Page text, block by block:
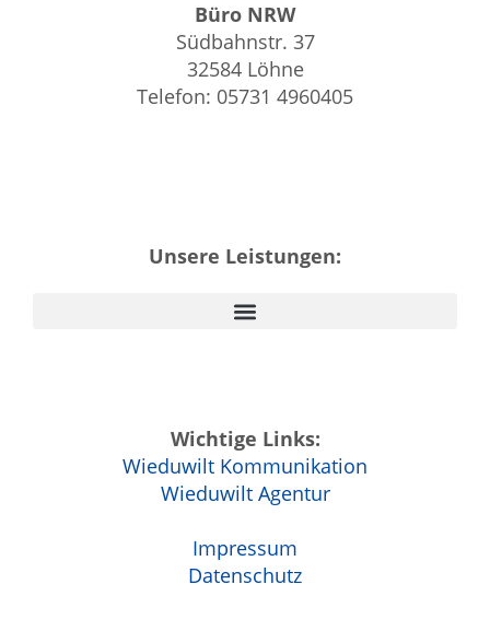
Büro NRW
Südbahnstr. 37
32584 Löhne
Telefon: 05731 4960405
Unsere Leistungen:
Wichtige Links:
Wieduwilt Kommunikation
Wieduwilt Agentur
Impressum
Datenschutz